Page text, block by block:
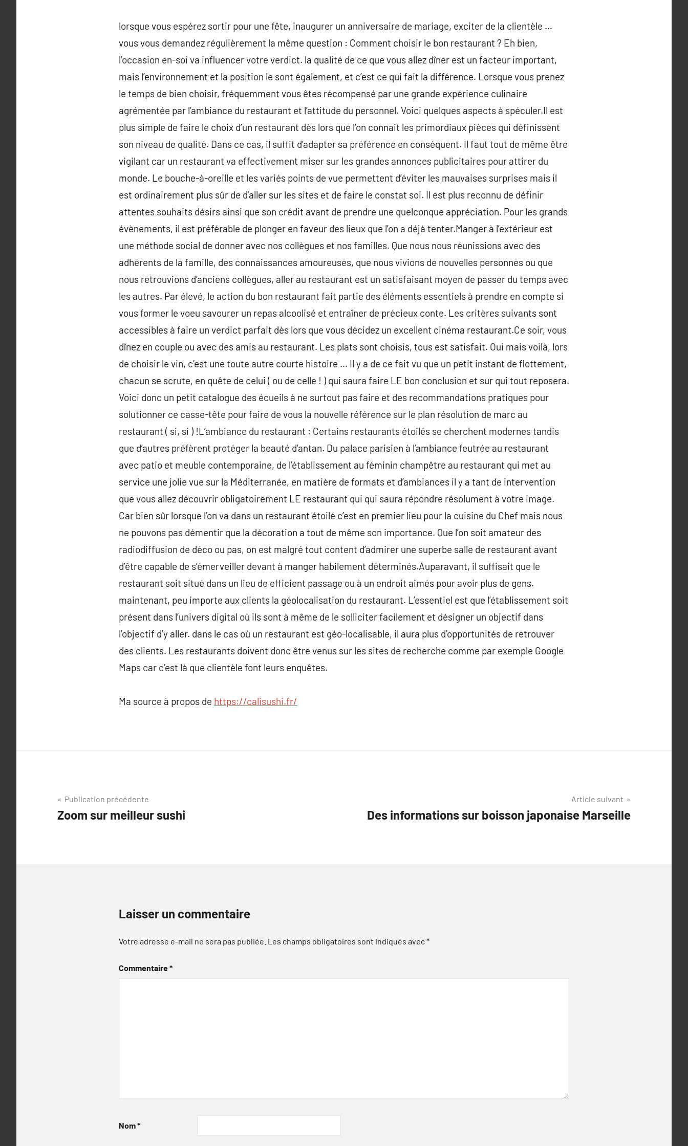
lorsque vous espérez sortir pour une fête, inaugurer un anniversaire de mariage, exciter de la clientèle …
vous vous demandez régulièrement la même question : Comment choisir le bon restaurant ? Eh bien,
l’occasion en-soi va influencer votre verdict. la qualité de ce que vous allez dîner est un facteur important,
mais l’environnement et la position le sont également, et c’est ce qui fait la différence. Lorsque vous prenez
le temps de bien choisir, fréquemment vous êtes récompensé par une grande expérience culinaire
agrémentée par l’ambiance du restaurant et l’attitude du personnel. Voici quelques aspects à spéculer.Il est
plus simple de faire le choix d’un restaurant dès lors que l’on connait les primordiaux pièces qui définissent
son niveau de qualité. Dans ce cas, il suffit d’adapter sa préférence en conséquent. Il faut tout de même être
vigilant car un restaurant va effectivement miser sur les grandes annonces publicitaires pour attirer du
monde. Le bouche-à-oreille et les variés points de vue permettent d’éviter les mauvaises surprises mais il
est ordinairement plus sûr de d’aller sur les sites et de faire le constat soi. Il est plus reconnu de définir
attentes souhaits désirs ainsi que son crédit avant de prendre une quelconque appréciation. Pour les grands
évènements, il est préférable de plonger en faveur des lieux que l’on a déjà tenter.Manger à l’extérieur est
une méthode social de donner avec nos collègues et nos familles. Que nous nous réunissions avec des
adhérents de la famille, des connaissances amoureuses, que nous vivions de nouvelles personnes ou que
nous retrouvions d’anciens collègues, aller au restaurant est un satisfaisant moyen de passer du temps avec
les autres. Par élevé, le action du bon restaurant fait partie des éléments essentiels à prendre en compte si
vous former le voeu savourer un repas alcoolisé et entraîner de précieux conte. Les critères suivants sont
accessibles à faire un verdict parfait dès lors que vous décidez un excellent cinéma restaurant.Ce soir, vous
dînez en couple ou avec des amis au restaurant. Les plats sont choisis, tous est satisfait. Oui mais voilà, lors
de choisir le vin, c’est une toute autre courte histoire … Il y a de ce fait vu que un petit instant de flottement,
chacun se scrute, en quête de celui ( ou de celle ! ) qui saura faire LE bon conclusion et sur qui tout reposera.
Voici donc un petit catalogue des écueils à ne surtout pas faire et des recommandations pratiques pour
solutionner ce casse-tête pour faire de vous la nouvelle référence sur le plan résolution de marc au
restaurant ( si, si ) !L’ambiance du restaurant : Certains restaurants étoilés se cherchent modernes tandis
que d’autres préfèrent protéger la beauté d’antan. Du palace parisien à l’ambiance feutrée au restaurant
avec patio et meuble contemporaine, de l’établissement au féminin champêtre au restaurant qui met au
service une jolie vue sur la Méditerranée, en matière de formats et d’ambiances il y a tant de intervention
que vous allez découvrir obligatoirement LE restaurant qui qui saura répondre résolument à votre image.
Car bien sûr lorsque l’on va dans un restaurant étoilé c’est en premier lieu pour la cuisine du Chef mais nous
ne pouvons pas démentir que la décoration a tout de même son importance. Que l’on soit amateur des
radiodiffusion de déco ou pas, on est malgré tout content d’admirer une superbe salle de restaurant avant
d’être capable de s’émerveiller devant à manger habilement déterminés.Auparavant, il suffisait que le
restaurant soit situé dans un lieu de efficient passage ou à un endroit aimés pour avoir plus de gens.
maintenant, peu importe aux clients la géolocalisation du restaurant. L’essentiel est que l’établissement soit
présent dans l’univers digital où ils sont à même de le solliciter facilement et désigner un objectif dans
l’objectif d’y aller. dans le cas où un restaurant est géo-localisable, il aura plus d’opportunités de retrouver
des clients. Les restaurants doivent donc être venus sur les sites de recherche comme par exemple Google
Maps car c’est là que clientèle font leurs enquêtes.
Ma source à propos de https://calisushi.fr/
Navigation
de
Publication précédente
Zoom sur meilleur sushi
Article suivant
Des informations sur boisson japonaise Marseille
Laisser un commentaire
Votre adresse e-mail ne sera pas publiée. Les champs obligatoires sont indiqués avec*
Commentaire*
Nom*